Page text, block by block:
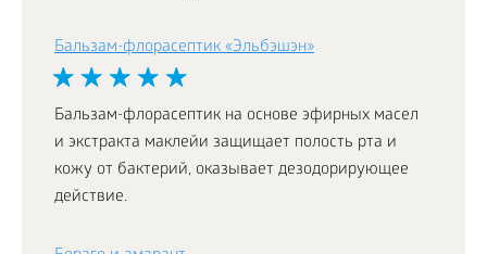
Бальзам-флорасептик «Эльбэшэн»
Бальзам-флорасептик на основе эфирных масел
и экстракта маклейи защищает полость рта и
кожу от бактерий, оказывает дезодорирующее
действие.